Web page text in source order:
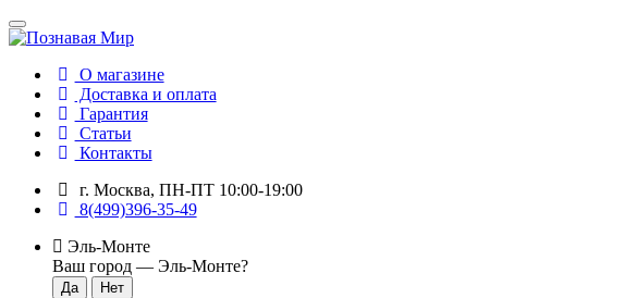
О магазине
Доставка и оплата
Гарантия
Статьи
Контакты
г. Москва, ПН-ПТ 10:00-19:00
8(499)396-35-49
Эль-Монте
Ваш город — Эль-Монте?